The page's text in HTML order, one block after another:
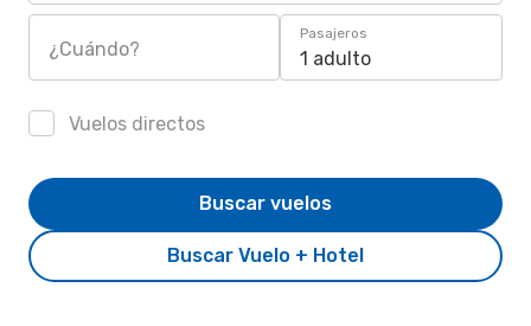
¿Cuándo?
Pasajeros
1 adulto
Vuelos directos
Buscar Vuelo + Hotel
Buscar vuelos